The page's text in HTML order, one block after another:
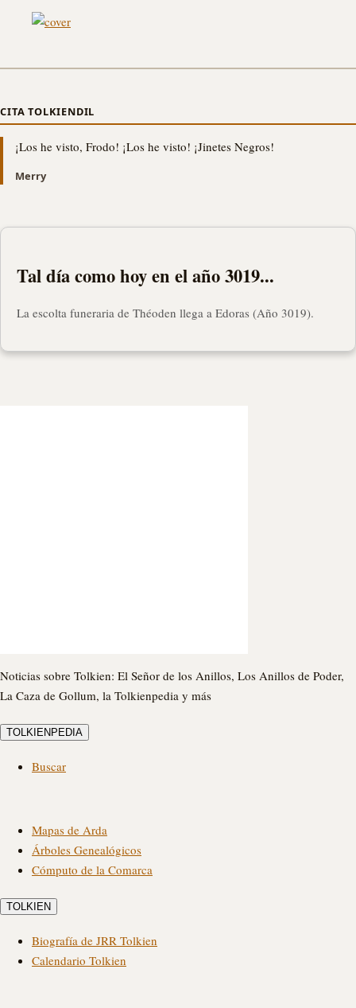
CITA TOLKIENDIL
¡Los he visto, Frodo! ¡Los he visto! ¡Jinetes Negros!
Merry
Tal día como hoy en el año 3019...
La escolta funeraria de Théoden llega a Edoras (Año 3019).
Noticias sobre Tolkien: El Señor de los Anillos, Los Anillos de Poder,
La Caza de Gollum, la Tolkienpedia y más
TOLKIENPEDIA
Buscar
Mapas de Arda
Árboles Genealógicos
Cómputo de la Comarca
TOLKIEN
Biografía de JRR Tolkien
Calendario Tolkien